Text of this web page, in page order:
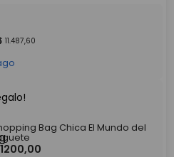
11.487,60
Bag Chica El Mundo del
1200,00